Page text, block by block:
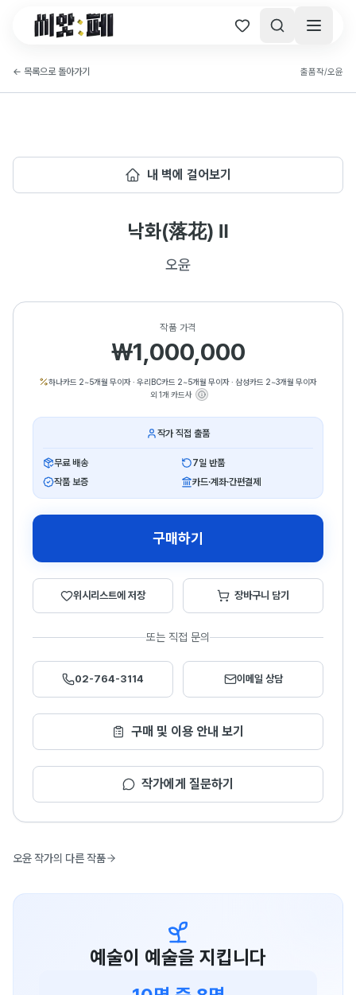
씨앗페 온라인 홈
← 목록으로 돌아가기 출품작/오윤
내 벽에 걸어보기
낙화(落花) Ⅱ
오윤
작품 가격
₩1,000,000
하나카드 2~5개월 무이자· 우리BC카드 2~5개월 무이자· 삼성카드 2~3개월 무이자
외 1개 카드사
작가 직접 출품
무료 배송
7일 반품
작품 보증
카드·계좌·간편결제
구매하기
위시리스트에 저장 장바구니 담기
또는 직접 문의
02-764-3114 이메일 상담
구매 및 이용 안내 보기
작가에게 질문하기
오윤 작가의 다른 작품
예술이 예술을 지킵니다